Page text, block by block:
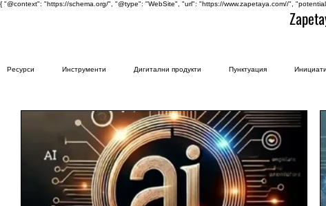
{ "@context": "https://schema.org/", "@type": "WebSite", "url": "https://www.zapetaya.com//",
Ресурси Инструменти Дигитални продукти Пунктуация